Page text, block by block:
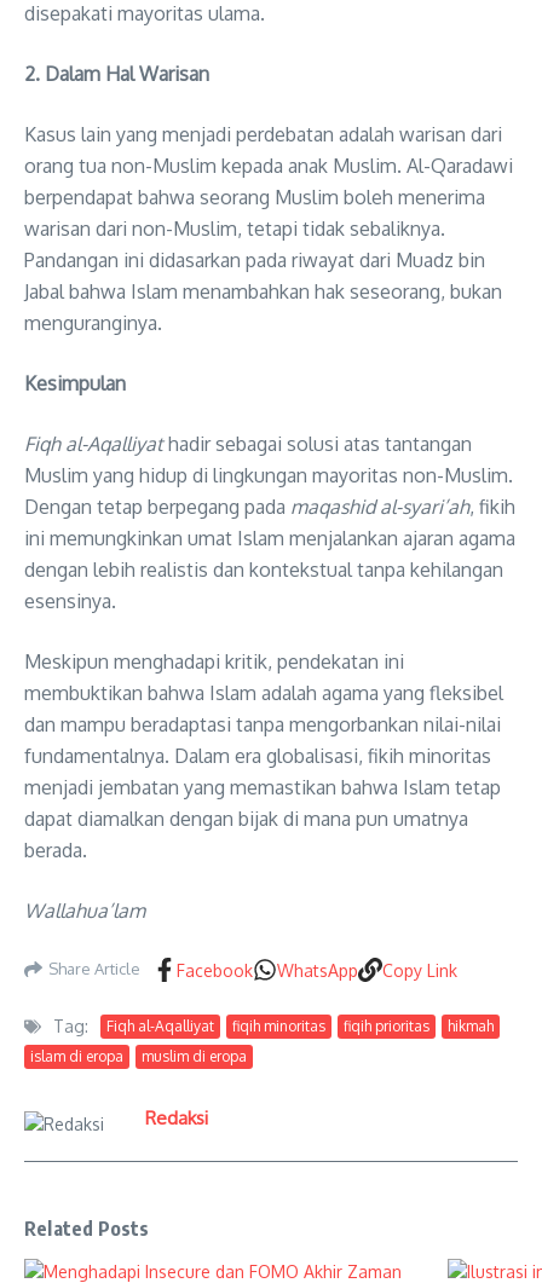
disepakati mayoritas ulama.
2. Dalam Hal Warisan
Kasus lain yang menjadi perdebatan adalah warisan dari
orang tua non-Muslim kepada anak Muslim. Al-Qaradawi
berpendapat bahwa seorang Muslim boleh menerima
warisan dari non-Muslim, tetapi tidak sebaliknya.
Pandangan ini didasarkan pada riwayat dari Muadz bin
Jabal bahwa Islam menambahkan hak seseorang, bukan
menguranginya.
Kesimpulan
Fiqh al-Aqalliyathadir sebagai solusi atas tantangan
Muslim yang hidup di lingkungan mayoritas non-Muslim.
Dengan tetap berpegang pada maqashid al-syari’ah, fikih
ini memungkinkan umat Islam menjalankan ajaran agama
dengan lebih realistis dan kontekstual tanpa kehilangan
esensinya.
Meskipun menghadapi kritik, pendekatan ini
membuktikan bahwa Islam adalah agama yang fleksibel
dan mampu beradaptasi tanpa mengorbankan nilai-nilai
fundamentalnya. Dalam era globalisasi, fikih minoritas
menjadi jembatan yang memastikan bahwa Islam tetap
dapat diamalkan dengan bijak di mana pun umatnya
berada.
Wallahua’lam
Share Article Facebook WhatsApp Copy Link
Tag: Fiqh al-Aqalliyat fiqih minoritas fiqih prioritas
hikmah
islam di eropa
muslim di eropa
Redaksi
Related Posts